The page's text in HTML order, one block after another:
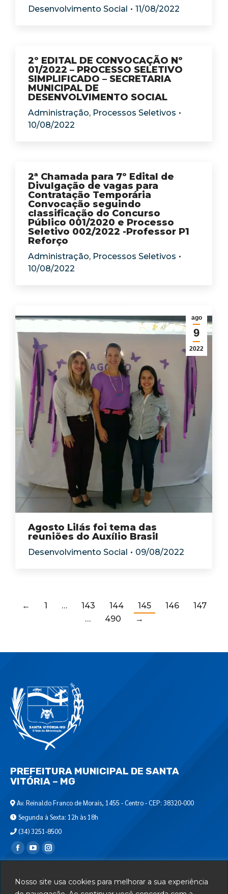
Nosso site usa cookies para melhorar a sua experiência
Desenvolvimento Social 11/08/2022
2º EDITAL DE CONVOCAÇÃO Nº
01/2022 – PROCESSO SELETIVO
SIMPLIFICADO – SECRETARIA
MUNICIPAL DE
DESENVOLVIMENTO SOCIAL
Administração, Processos Seletivos
10/08/2022
2ª Chamada para 7º Edital de
Divulgação de vagas para
Contratação Temporária
Convocação seguindo
classificação do Concurso
Público 001/2020 e Processo
Seletivo 002/2022 -Professor P1
Reforço
Administração, Processos Seletivos
10/08/2022
ago
9
2022
Agosto Lilás foi tema das
reuniões do Auxílio Brasil
Desenvolvimento Social 09/08/2022
← 1 … 143 144 145 146
147
…
490 →
PREFEITURA MUNICIPAL DE SANTA
VITÓRIA – MG
Av. Reinaldo Franco de Morais, 1455 - Centro - CEP: 38320-000
Segunda à Sexta: 12h às 18h
(34) 3251-8500
Encontre-nos em:
Departamento de T.I.